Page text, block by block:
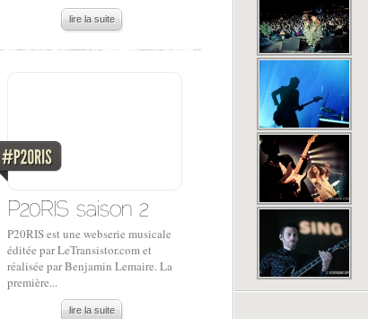
lire la suite
P20RIS est une webserie musicale
éditée par LeTransistor.com et
réalisée par Benjamin Lemaire. La
première...
lire la suite